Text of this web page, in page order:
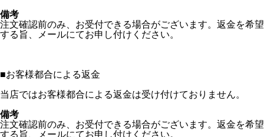
備考
注文確認前のみ、お受付できる場合がございます。返金を希望
する旨、メールにてお申し付けください。
■お客様都合による返金
当店ではお客様都合による返金は受け付けておりません。
備考
注文確認前のみ、お受付できる場合がございます。返金を希望
する旨、メールにてお申し付けください。